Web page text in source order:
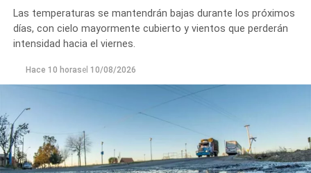
Las temperaturas se mantendrán bajas durante los próximos
días, con cielo mayormente cubierto y vientos que perderán
intensidad hacia el viernes.
Hace 10 horasel 10/08/2026